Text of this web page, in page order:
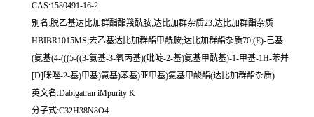
CAS:1580491-16-2
别名:脱乙基达比加群酯酯羧酰胺;达比加群杂质23;达比加群酯杂质
HBIBR1015MS;去乙基达比加群酯甲酰胺;达比加群酯杂质70;(E)-己基
(氨基(4-(((5-((3-氨基-3-氧丙基)(吡啶-2-基)氨基甲酰基)-1-甲基-1H-苯并
[D]咪唑-2-基)甲基)氨基)苯基)亚甲基)氨基甲酸酯(达比加群酯杂质)
英文名:Dabigatran iMpurity K
分子式:C32H38N8O4